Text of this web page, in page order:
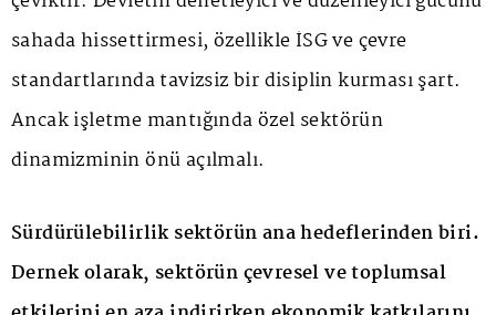
sahada hissettirmesi, özellikle İSG ve çevre
standartlarında tavizsiz bir disiplin kurması şart.
Ancak işletme mantığında özel sektörün
dinamizminin önü açılmalı.
Sürdürülebilirlik sektörün ana hedeflerinden biri.
Dernek olarak, sektörün çevresel ve toplumsal